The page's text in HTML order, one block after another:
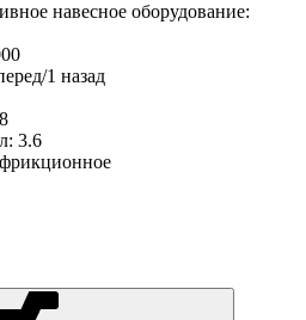
навесное оборудование:
1 назад
8
3.6